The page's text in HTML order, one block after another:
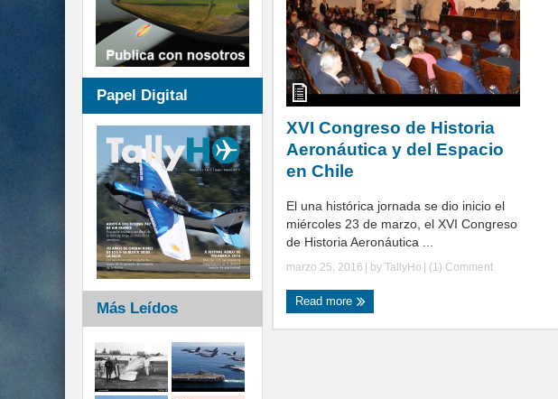
XVI Congreso de Historia
Aeronáutica y del Espacio
en Chile
El una histórica jornada se dio inicio el
miércoles 23 de marzo, el XVI Congreso
de Historia Aeronáutica ...
marzo 25, 2016 | by TallyHo (1) Comment
Read more
Papel Digital
Más Leídos